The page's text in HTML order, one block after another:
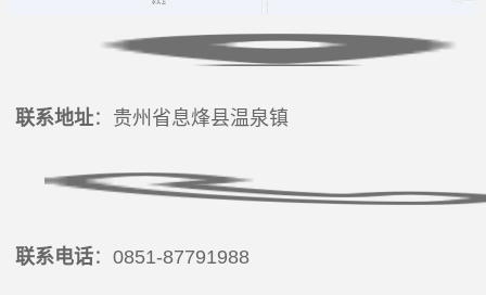
文化活动
党建活动
社会公益
创新平台
产学研合作
联系地址：贵州省息烽县温泉镇
联系电话：0851-87791988